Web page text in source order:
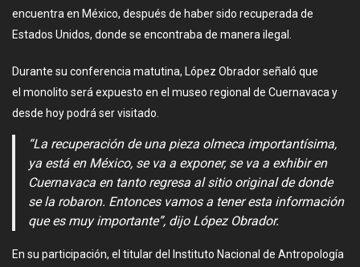
encuentra en México, después de haber sido recuperada de
Estados Unidos, donde se encontraba de manera ilegal.
Durante su conferencia matutina, López Obrador señaló que
el monolito será expuesto en el museo regional de Cuernavaca y
desde hoy podrá ser visitado.
“La recuperación de una pieza olmeca importantísima,
ya está en México, se va a exponer, se va a exhibir en
Cuernavaca en tanto regresa al sitio original de donde
se la robaron. Entonces vamos a tener esta información
que es muy importante”, dijo López Obrador.
En su participación, el titular del Instituto Nacional de Antropología